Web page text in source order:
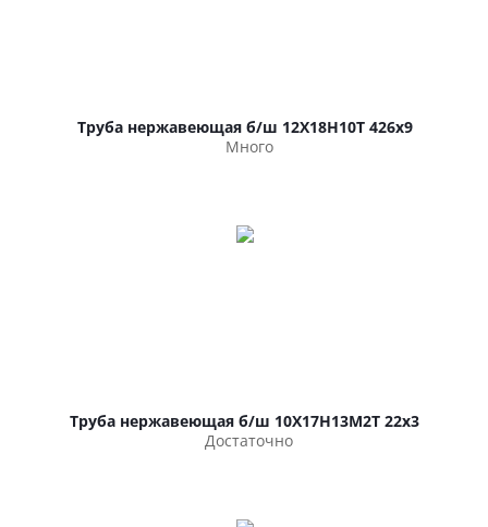
Труба нержавеющая б/ш 12Х18Н10Т 426х9
Много
Труба нержавеющая б/ш 10Х17Н13М2Т 22х3
Достаточно